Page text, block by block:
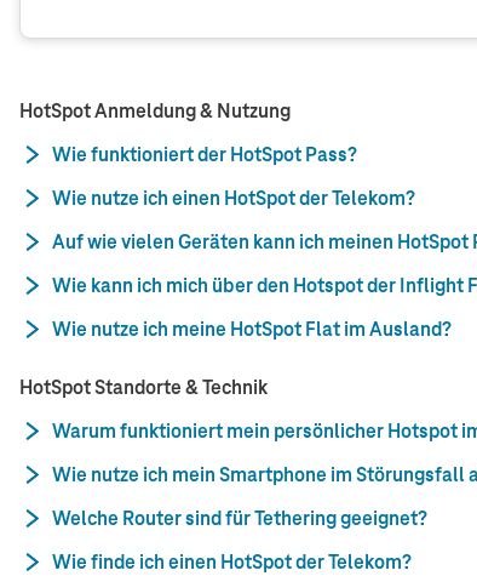
HotSpot Anmeldung & Nutzung
Wie funktioniert der HotSpot Pass?
Wie nutze ich einen HotSpot der Telekom?
Auf wie vielen Geräten kann ich meinen
Wie kann ich mich über den Hotspot der Inflight
Wie nutze ich meine HotSpot Flat im Ausland?
HotSpot Standorte & Technik
Warum funktioniert mein persönlicher Hotspot
Wie nutze ich mein Smartphone im Störungsfall
Welche Router sind für Tethering geeignet?
Wie finde ich einen HotSpot der Telekom?